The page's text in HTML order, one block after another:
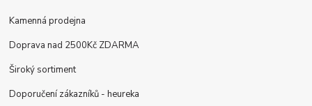
Kamenná prodejna
Doprava nad 2500Kč ZDARMA
Široký sortiment
Doporučení zákazníků - heureka